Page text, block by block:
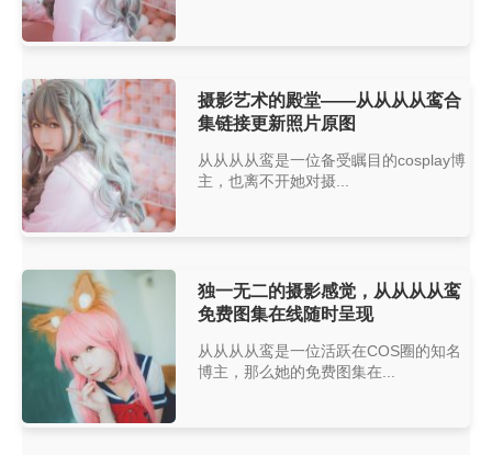
摄影艺术的殿堂——从从从从鸾合
集链接更新照片原图
从从从从鸾是一位备受瞩目的cosplay博
主，也离不开她对摄...
独一无二的摄影感觉，从从从从鸾
免费图集在线随时呈现
从从从从鸾是一位活跃在COS圈的知名
博主，那么她的免费图集在...